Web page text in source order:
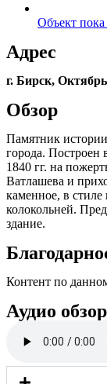
Объект пока
Адрес
г. Бирск,
Обзор
Памятник
города. Построен
1840 гг. на
Ватлашева и
каменное, в стиле
колокольней.
здание.
Контент по
Аудио обзор